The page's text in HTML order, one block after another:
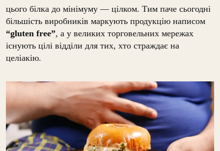
цього білка до мінімуму — цілком. Тим паче сьогодні
більшість виробників маркують продукцію написом
“gluten free”, а у великих торговельних мережах
існують цілі відділи для тих, хто страждає на
целіакію.